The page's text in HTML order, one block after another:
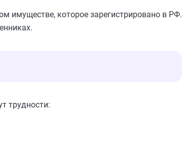
имуществе, которое зарегистрировано в РФ.
трудности: